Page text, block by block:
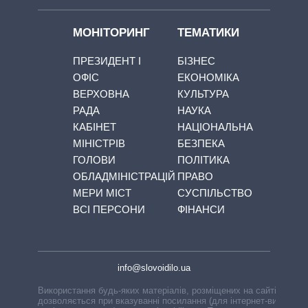
МОНІТОРИНГ
ПРЕЗИДЕНТ І
ОФІС
ВЕРХОВНА
РАДА
КАБІНЕТ
МІНІСТРІВ
ГОЛОВИ
ОБЛАДМІНІСТРАЦІЙ
МЕРИ МІСТ
ВСІ ПЕРСОНИ
ТЕМАТИКИ
БІЗНЕС
ЕКОНОМІКА
КУЛЬТУРА
НАУКА
НАЦІОНАЛЬНА
БЕЗПЕКА
ПОЛІТИКА
ПРАВО
СУСПІЛЬСТВО
ФІНАНСИ
info@slovoidilo.ua
Використання будь-яких матеріалів, розміщених на сайті,
дозволяється при вказуванні посилання (для інтернет-видань